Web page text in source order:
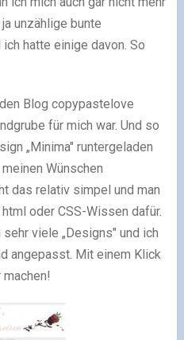
unzählige bunte
hatte einige davon. So
Blog copypastelove
für mich war. Und so
„Minima" runtergeladen
Wünschen
das relativ simpel und man
oder CSS-Wissen dafür.
viele „Designs" und ich
angepasst. Mit einem Klick